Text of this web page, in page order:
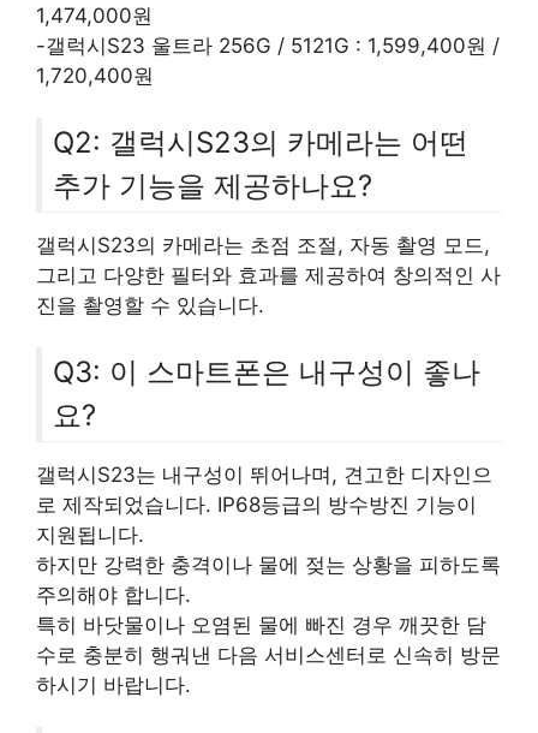
1,474,000원
-갤럭시S23 울트라 256G / 5121G : 1,599,400원 /
1,720,400원
Q2: 갤럭시S23의 카메라는 어떤
추가 기능을 제공하나요?
갤럭시S23의 카메라는 초점 조절, 자동 촬영 모드,
그리고 다양한 필터와 효과를 제공하여 창의적인 사
진을 촬영할 수 있습니다.
Q3: 이 스마트폰은 내구성이 좋나
요?
갤럭시S23는 내구성이 뛰어나며, 견고한 디자인으
로 제작되었습니다. IP68등급의 방수방진 기능이
지원됩니다.
하지만 강력한 충격이나 물에 젖는 상황을 피하도록
주의해야 합니다.
특히 바닷물이나 오염된 물에 빠진 경우 깨끗한 담
수로 충분히 행궈낸 다음 서비스센터로 신속히 방문
하시기 바랍니다.